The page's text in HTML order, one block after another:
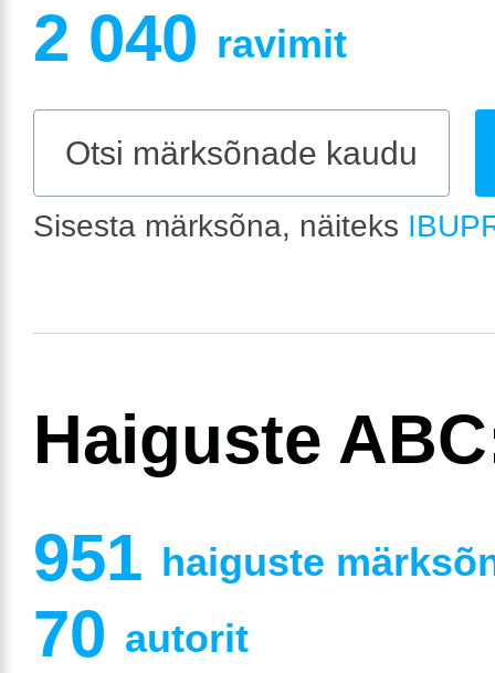
2 040 ravimit
Sisesta märksõna, näiteks
Haiguste
951 haiguste
70 autorit